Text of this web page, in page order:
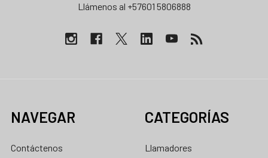
Llámenos al +57601 5806888
NAVEGAR
Contáctenos
CATEGORÍAS
Llamadores